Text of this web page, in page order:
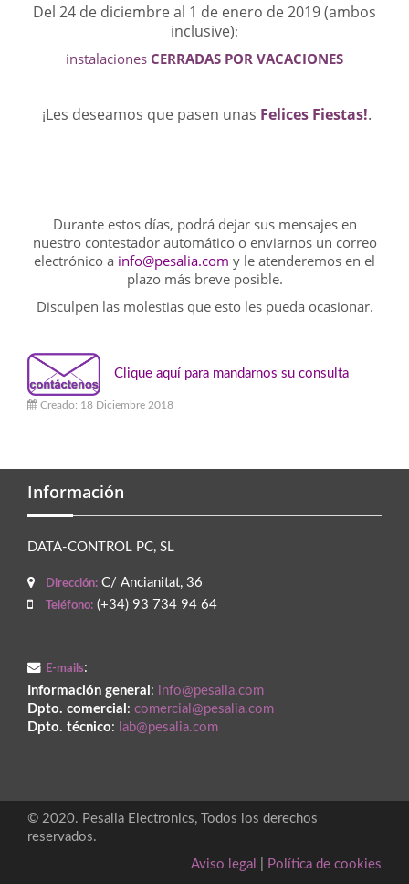
Del 24 de diciembre al 1 de enero de 2019 (ambos
inclusive):
instalaciones CERRADAS POR VACACIONES
¡Les deseamos que pasen unas Felices Fiestas!.
Durante estos días, podrá dejar sus mensajes en
nuestro contestador automático o enviarnos un correo
electrónico a info@pesalia.com y le atenderemos en el
plazo más breve posible.
Disculpen las molestias que esto les pueda ocasionar.
Clique aquí para mandarnos su consulta
Creado: 18 Diciembre 2018
Información
DATA-CONTROL PC, SL
Dirección: C/ Ancianitat, 36
Teléfono: (+34) 93 734 94 64
E-mails:
Información general : info@pesalia.com
Dpto. comercial : comercial@pesalia.com
Dpto. técnico: lab@pesalia.com
© 2020. Pesalia Electronics, Todos los derechos
reservados.
Aviso legal
Política de cookies